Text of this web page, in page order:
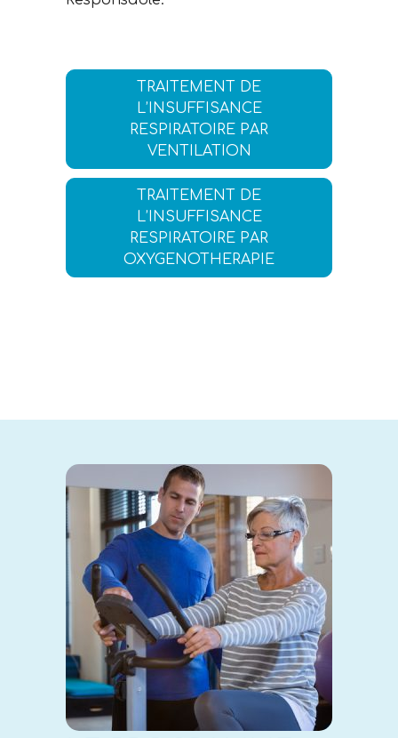
TRAITEMENT DE
L’INSUFFISANCE
RESPIRATOIRE PAR
VENTILATION
TRAITEMENT DE
L’INSUFFISANCE
RESPIRATOIRE PAR
OXYGENOTHERAPIE